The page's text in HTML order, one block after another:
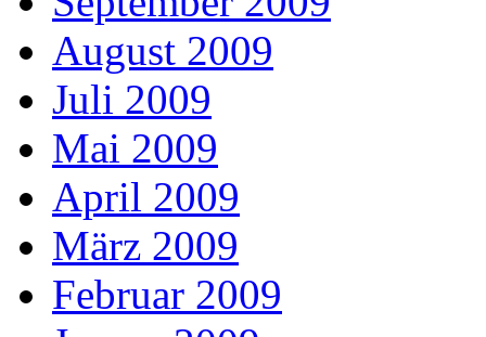
August 2009
Juli 2009
Mai 2009
April 2009
März 2009
Februar 2009